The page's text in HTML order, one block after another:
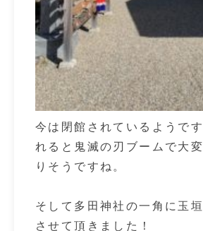
今は閉館されているようで
れると鬼滅の刃ブームで大
りそうですね。
そして多田神社の一角に玉
させて頂きました！